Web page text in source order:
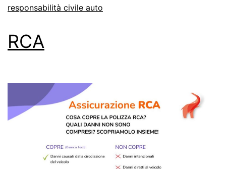
responsabilità civile auto
RCA